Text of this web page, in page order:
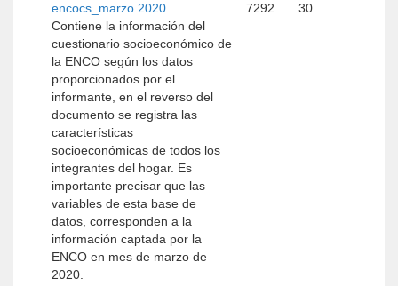
encocs_marzo 2020
Contiene la información del
cuestionario socioeconómico de
la ENCO según los datos
proporcionados por el
informante, en el reverso del
documento se registra las
características
socioeconómicas de todos los
integrantes del hogar. Es
importante precisar que las
variables de esta base de
datos, corresponden a la
información captada por la
ENCO en mes de marzo de
2020.
7292 30